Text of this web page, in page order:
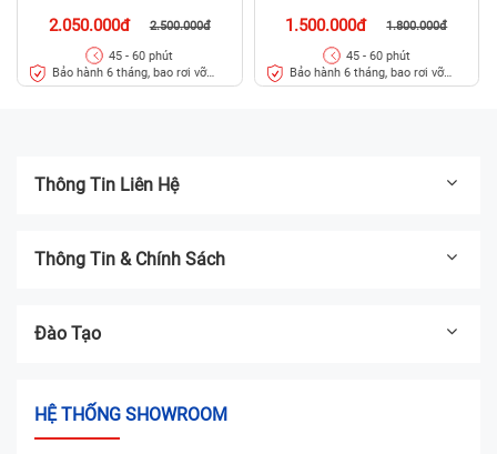
2.050.000đ 2.500.000đ
45 - 60 phút
Bảo hành 6 tháng, bao rơi vỡ
kính
1.500.000đ 1.800.000đ
45 - 60 phút
Bảo hành 6 tháng, bao rơi vỡ
kính
Thông Tin Liên Hệ
Thông Tin & Chính Sách
Đào Tạo
HỆ THỐNG SHOWROOM